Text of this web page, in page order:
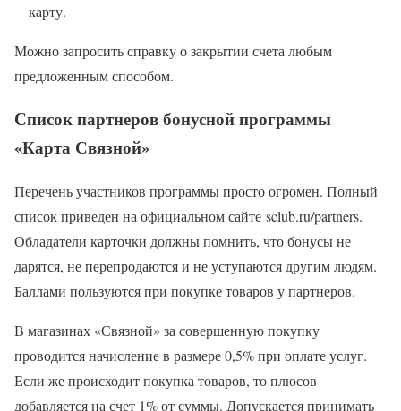
карту.
Можно запросить справку о закрытии счета любым
предложенным способом.
Список партнеров бонусной программы
«Карта Связной»
Перечень участников программы просто огромен. Полный
список приведен на официальном сайте sclub.ru/partners.
Обладатели карточки должны помнить, что бонусы не
дарятся, не перепродаются и не уступаются другим людям.
Баллами пользуются при покупке товаров у партнеров.
В магазинах «Связной» за совершенную покупку
проводится начисление в размере 0,5% при оплате услуг.
Если же происходит покупка товаров, то плюсов
добавляется на счет 1% от суммы. Допускается принимать